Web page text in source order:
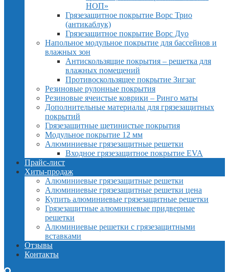
НОП»
Грязезащитное покрытие Ворс Трио
(антикаблук)
Грязезащитное покрытие Ворс Дуо
Напольное модульное покрытие для бассейнов и
влажных зон
Антискользящие покрытия – решетка для
влажных помещений
Противоскользящее покрытие Зигзаг
Резиновые рулонные покрытия
Резиновые ячеистые коврики – Ринго маты
Дополнительные материалы для грязезащитных
покрытий
Грязезащитные щетинистые покрытия
Модульное покрытие 12 мм
Алюминиевые грязезащитные решетки
Входное грязезащитное покрытие EVA
Прайс-лист
Хиты-продаж
Алюминиевые грязезащитные решетки
Алюминиевые грязезащитные решетки цена
Купить алюминиевые грязезащитные решетки
Грязезащитные алюминиевые придверные
решетки
Алюминиевые решетки с грязезащитными
вставками
Отзывы
Контакты